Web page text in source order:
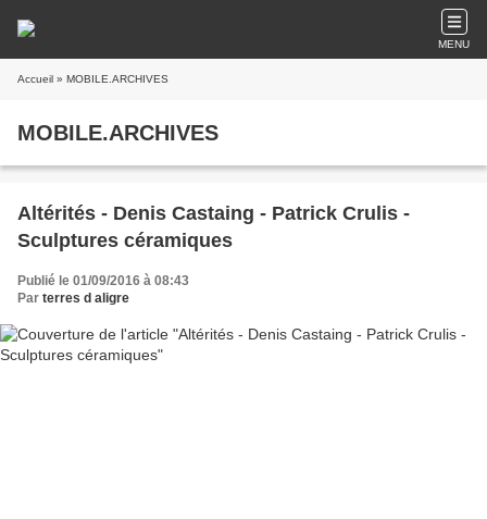
MENU
Accueil » MOBILE.ARCHIVES
MOBILE.ARCHIVES
Altérités - Denis Castaing - Patrick Crulis -
Sculptures céramiques
Publié le 01/09/2016 à 08:43
Par terres d aligre